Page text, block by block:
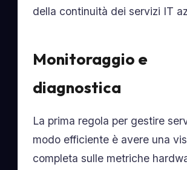
della continuità dei servizi IT
Monitoraggio e
diagnostica
La prima regola per gestire
modo efficiente è avere una
completa sulle metriche